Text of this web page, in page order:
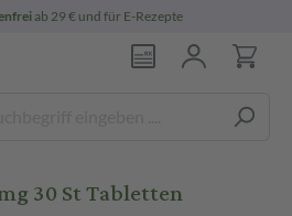
ab 29 € und für E-Rezepte
30 St Tabletten